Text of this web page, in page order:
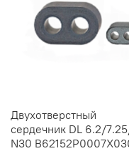
Двухотверстный
сердечник DL 6.2/
N30